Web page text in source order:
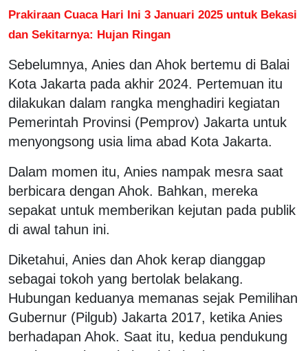
Prakiraan Cuaca Hari Ini 3 Januari 2025 untuk Bekasi
dan Sekitarnya: Hujan Ringan
Sebelumnya, Anies dan Ahok bertemu di Balai
Kota Jakarta pada akhir 2024. Pertemuan itu
dilakukan dalam rangka menghadiri kegiatan
Pemerintah Provinsi (Pemprov) Jakarta untuk
menyongsong usia lima abad Kota Jakarta.
Dalam momen itu, Anies nampak mesra saat
berbicara dengan Ahok. Bahkan, mereka
sepakat untuk memberikan kejutan pada publik
di awal tahun ini.
Diketahui, Anies dan Ahok kerap dianggap
sebagai tokoh yang bertolak belakang.
Hubungan keduanya memanas sejak Pemilihan
Gubernur (Pilgub) Jakarta 2017, ketika Anies
berhadapan Ahok. Saat itu, kedua pendukung